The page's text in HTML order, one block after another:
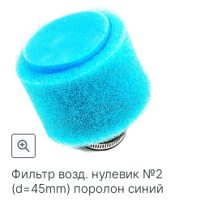
Фильтр возд. нулевик №2
(d=45mm) поролон синий